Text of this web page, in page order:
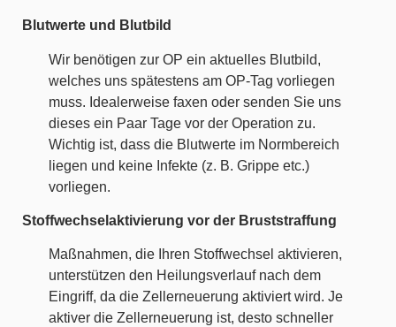
Blutwerte und Blutbild
Wir benötigen zur OP ein aktuelles Blutbild,
welches uns spätestens am OP-Tag vorliegen
muss. Idealerweise faxen oder senden Sie uns
dieses ein Paar Tage vor der Operation zu.
Wichtig ist, dass die Blutwerte im Normbereich
liegen und keine Infekte (z. B. Grippe etc.)
vorliegen.
Stoffwechselaktivierung vor der Bruststraffung
Maßnahmen, die Ihren Stoffwechsel aktivieren,
unterstützen den Heilungsverlauf nach dem
Eingriff, da die Zellerneuerung aktiviert wird. Je
aktiver die Zellerneuerung ist, desto schneller